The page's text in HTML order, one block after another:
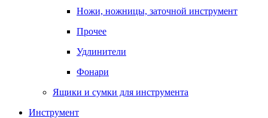
Ножи, ножницы, заточной инструмент
Прочее
Удлинители
Фонари
Ящики и сумки для инструмента
Инструмент